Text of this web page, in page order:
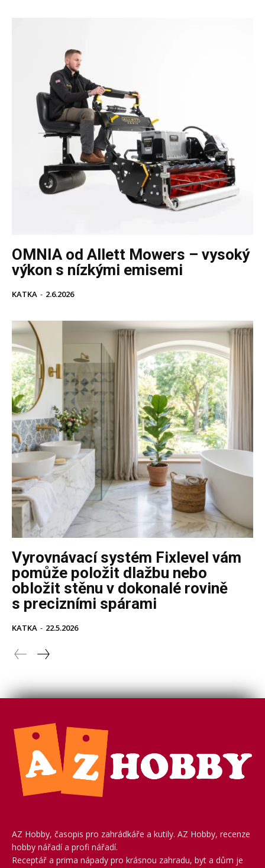
AZ Hobby, časopis pro zahrádkáře a kutily. AZ Hobby, recenze
hobby nářadí a profi nářadí.
Receptář a prima nápady pro krásnou zahradu, byt a dům je